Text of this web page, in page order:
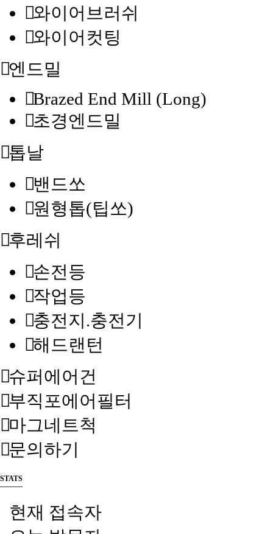
와이어브러쉬
와이어컷팅
엔드밀
Brazed End Mill (Long)
초경엔드밀
톱날
밴드쏘
원형톱(팁쏘)
후레쉬
손전등
작업등
충전지.충전기
해드랜턴
슈퍼에어건
부직포에어필터
마그네트척
문의하기
STATS
현재 접속자